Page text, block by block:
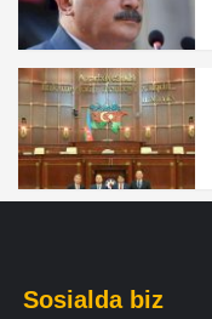
Sosialda biz